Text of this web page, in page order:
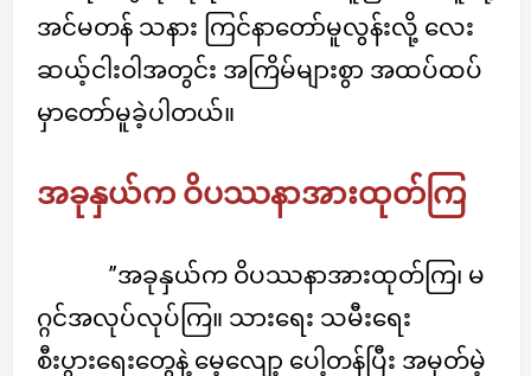
အင်မတန် သနား ကြင်နာတော်မူလွန်းလို့ လေး
ဆယ့်ငါးဝါအတွင်း အကြိမ်များစွာ အထပ်ထပ်
မှာတော်မူခဲ့ပါတယ်။
အခုနှယ်က ဝိပဿနာအားထုတ်ကြ
”အခုနှယ်က ဝိပဿနာအားထုတ်ကြ၊ မ
ဂ္ဂင်အလုပ်လုပ်ကြ။ သားရေး သမီးရေး
စီးပွားရေးတွေနဲ့ မေ့လျော့ ပေါ့တန်ပြီး အမှတ်မဲ့